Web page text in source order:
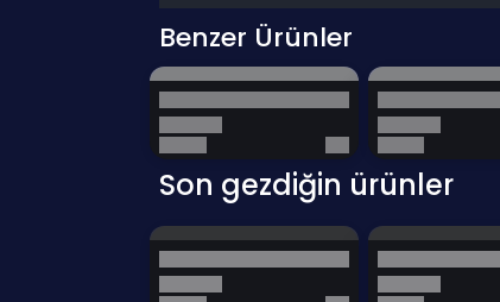
Benzer Ürünler
Son gezdiğin ürünler